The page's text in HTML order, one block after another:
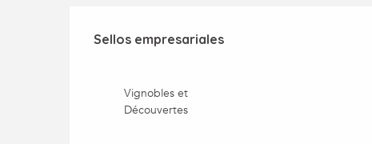
Oferta de
Sellos empresariales
Sellos empresariales
Vignobles et
Découvertes